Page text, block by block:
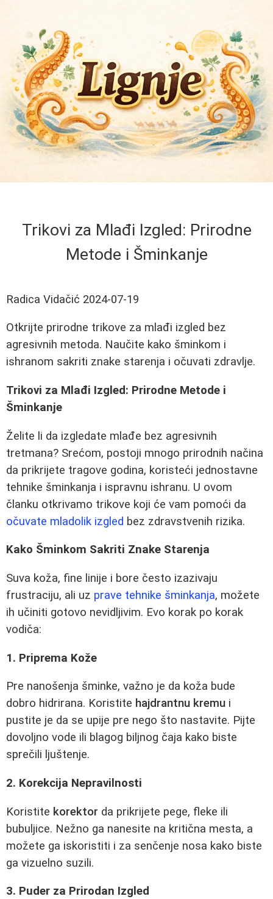
Trikovi za Mlađi Izgled: Prirodne
Metode i Šminkanje
Radica Vidačić 2024-07-19
Otkrijte prirodne trikove za mlađi izgled bez
agresivnih metoda. Naučite kako šminkom i
ishranom sakriti znake starenja i očuvati zdravlje.
Trikovi za Mlađi Izgled: Prirodne Metode i
Šminkanje
Želite li da izgledate mlađe bez agresivnih
tretmana? Srećom, postoji mnogo prirodnih načina
da prikrijete tragove godina, koristeći jednostavne
tehnike šminkanja i ispravnu ishranu. U ovom
članku otkrivamo trikove koji će vam pomoći da
očuvate mladolik izgled bez zdravstvenih rizika.
Kako Šminkom Sakriti Znake Starenja
Suva koža, fine linije i bore često izazivaju
frustraciju, ali uz prave tehnike šminkanja, možete
ih učiniti gotovo nevidljivim. Evo korak po korak
vodiča:
1. Priprema Kože
Pre nanošenja šminke, važno je da koža bude
dobro hidrirana. Koristite hajdrantnu kremu i
pustite je da se upije pre nego što nastavite. Pijte
dovoljno vode ili blagog biljnog čaja kako biste
sprečili ljuštenje.
2. Korekcija Nepravilnosti
Koristite korektor da prikrijete pege, fleke ili
bubuljice. Nežno ga nanesite na kritična mesta, a
možete ga iskoristiti i za senčenje nosa kako biste
ga vizuelno suzili.
3. Puder za Prirodan Izgled